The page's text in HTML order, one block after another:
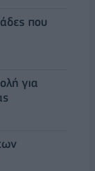
που
για